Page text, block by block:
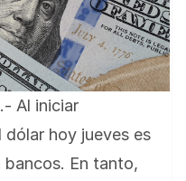
Al iniciar
hoy jueves es
En tanto,